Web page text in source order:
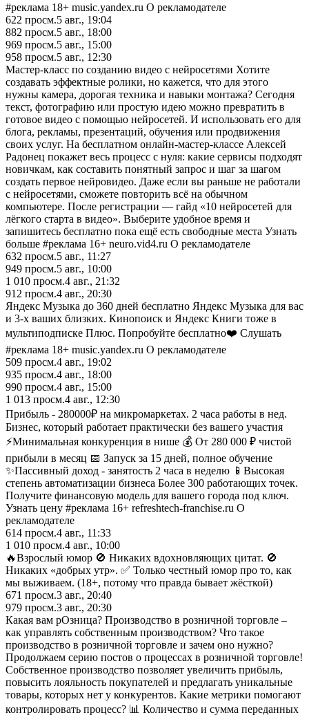
#реклама 18+ music.yandex.ru О рекламодателе
622 просм.5 авг., 19:04
882 просм.5 авг., 18:00
969 просм.5 авг., 15:00
958 просм.5 авг., 12:30
Мастер-класс по созданию видео с нейросетями Хотите
создавать эффектные ролики, но кажется, что для этого
нужны камера, дорогая техника и навыки монтажа? Сегодня
текст, фотографию или простую идею можно превратить в
готовое видео с помощью нейросетей. И использовать его для
блога, рекламы, презентаций, обучения или продвижения
своих услуг. На бесплатном онлайн-мастер-классе Алексей
Радонец покажет весь процесс с нуля: какие сервисы подходят
новичкам, как составить понятный запрос и шаг за шагом
создать первое нейровидео. Даже если вы раньше не работали
с нейросетями, сможете повторить всё на обычном
компьютере. После регистрации — гайд «10 нейросетей для
лёгкого старта в видео». Выберите удобное время и
запишитесь бесплатно пока ещё есть свободные места Узнать
больше #реклама 16+ neuro.vid4.ru О рекламодателе
632 просм.5 авг., 11:27
949 просм.5 авг., 10:00
1 010 просм.4 авг., 21:32
912 просм.4 авг., 20:30
Яндекс Музыка до 360 дней бесплатно Яндекс Музыка для вас
и 3-х ваших близких. Кинопоиск и Яндекс Книги тоже в
мультиподписке Плюс. Попробуйте бесплатно❤️ Слушать
#реклама 18+ music.yandex.ru О рекламодателе
509 просм.4 авг., 19:02
935 просм.4 авг., 18:00
990 просм.4 авг., 15:00
1 013 просм.4 авг., 12:30
Прибыль - 280000₽ на микромаркетах. 2 часа работы в нед.
Бизнес, который работает практически без вашего участия
⚡Минимальная конкуренция в нише 💰 От 280 000 ₽ чистой
прибыли в месяц 📅 Запуск за 15 дней, полное обучение
✨Пассивный доход - занятость 2 часа в неделю 📱Высокая
степень автоматизации бизнеса Более 300 работающих точек.
Получите финансовую модель для вашего города под ключ.
Узнать цену #реклама 16+ refreshtech-franchise.ru О
рекламодателе
614 просм.4 авг., 11:33
1 010 просм.4 авг., 10:00
🔥Взрослый юмор 🚫 Никаких вдохновляющих цитат. 🚫
Никаких «добрых утр». ✅ Только честный юмор про то, как
мы выживаем. (18+, потому что правда бывает жёсткой)
671 просм.3 авг., 20:40
979 просм.3 авг., 20:30
Какая вам рОзница? Производство в розничной торговле –
как управлять собственным производством? Что такое
производство в розничной торговле и зачем оно нужно?
Продолжаем серию постов о процессах в розничной торговле!
Собственное производство позволяет увеличить прибыль,
повысить лояльность покупателей и предлагать уникальные
товары, которых нет у конкурентов. Какие метрики помогают
контролировать процесс? 📊 Количество и сумма переданных